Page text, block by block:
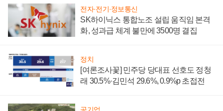
전자·전기·정보통신
SK하이닉스 통합노조 설립 움직임 본격
화, 성과급 체계 불만에 3500명 결집
정치
[여론조사꽃] 민주당 당대표 선호도 정청
래 30.5%·김민석 29.6%, 0.9%p 초접전
공기업